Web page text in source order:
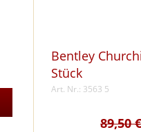
Bentley
Stück
Art. Nr.: 3563 5
89,50